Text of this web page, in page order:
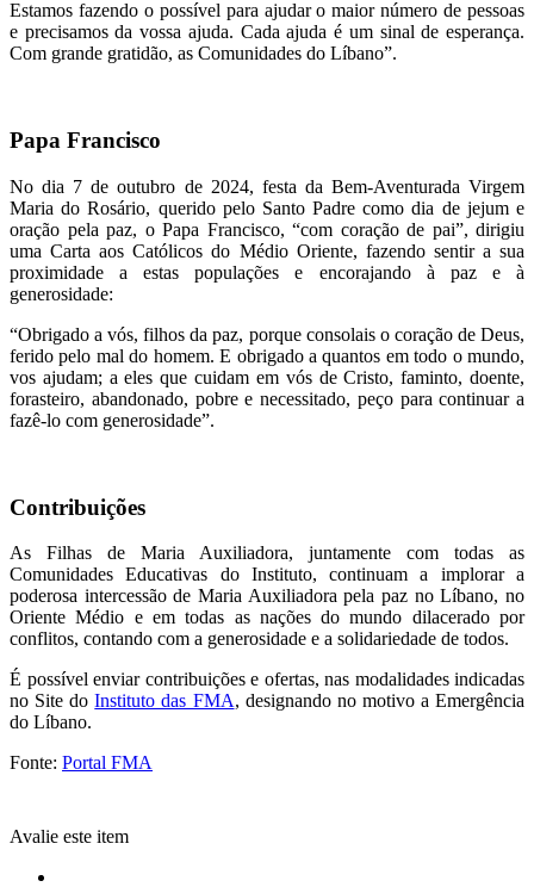
Estamos fazendo o possível para ajudar o maior número de pessoas
e precisamos da vossa ajuda. Cada ajuda é um sinal de esperança.
Com grande gratidão, as Comunidades do Líbano”.
Papa Francisco
No dia 7 de outubro de 2024, festa da Bem-Aventurada Virgem
Maria do Rosário, querido pelo Santo Padre como dia de jejum e
oração pela paz, o Papa Francisco, “com coração de pai”, dirigiu
uma Carta aos Católicos do Médio Oriente, fazendo sentir a sua
proximidade a estas populações e encorajando à paz e à
generosidade:
“Obrigado a vós, filhos da paz, porque consolais o coração de Deus,
ferido pelo mal do homem. E obrigado a quantos em todo o mundo,
vos ajudam; a eles que cuidam em vós de Cristo, faminto, doente,
forasteiro, abandonado, pobre e necessitado, peço para continuar a
fazê-lo com generosidade”.
Contribuições
As Filhas de Maria Auxiliadora, juntamente com todas as
Comunidades Educativas do Instituto, continuam a implorar a
poderosa intercessão de Maria Auxiliadora pela paz no Líbano, no
Oriente Médio e em todas as nações do mundo dilacerado por
conflitos, contando com a generosidade e a solidariedade de todos.
É possível enviar contribuições e ofertas, nas modalidades indicadas
no Site doInstituto das FMA, designando no motivo a Emergência
do Líbano.
Fonte: Portal FMA
Avalie este item